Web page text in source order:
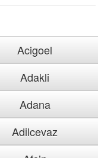
Acigoel
Adakli
Adana
Adilcevaz